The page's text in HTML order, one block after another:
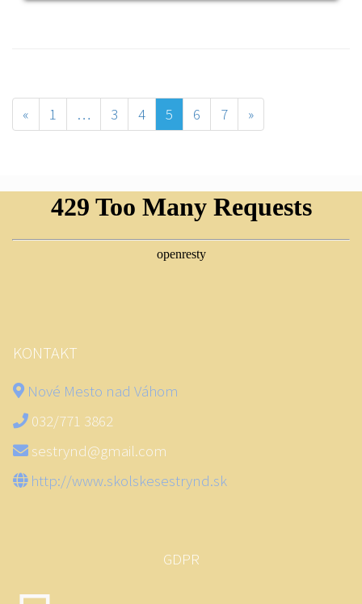
« 1 … 3 4 5 6 7 »
KONTAKT
Nové Mesto nad Váhom
032/771 3862
sestrynd@gmail.com
http://www.skolskesestrynd.sk
GDPR